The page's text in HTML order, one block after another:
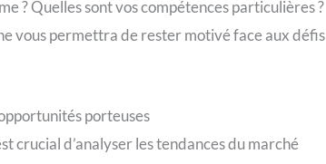
? Quelles sont vos compétences particulières ?
vous permettra de rester motivé face aux défis
porteuses
crucial d’analyser les tendances du marché